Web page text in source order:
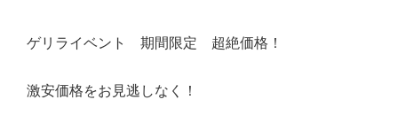
ゲリライベント 期間限定 超絶価格！
激安価格をお見逃しなく！